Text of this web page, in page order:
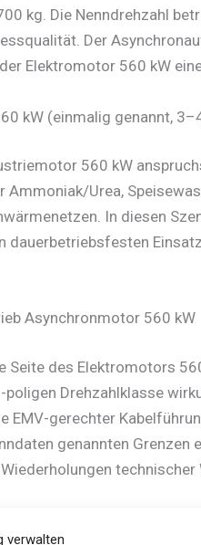
verwalten
kg. Die Nenndrehzahl
Der
Elektromotor 560 kW
kW (einmalig genannt,
560 kW
Ammoniak/Urea,
In diesen
dauerbetriebsfesten
Asynchronmotor 560 kW
Seite des Elektromotors
poligen Drehzahlklasse
EMV-gerechter
genannten